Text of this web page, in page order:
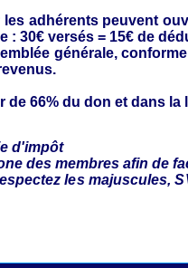
les adhérents peuvent
: 30€ versés = 15€ de
générale,conforme
66% du don et dans la
d'impôt
des membres afin de
les majuscules,